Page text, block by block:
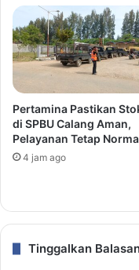
Pertamina Pastikan
di SPBU Calang Aman,
Pelayanan Tetap
4 jam ago
Tinggalkan